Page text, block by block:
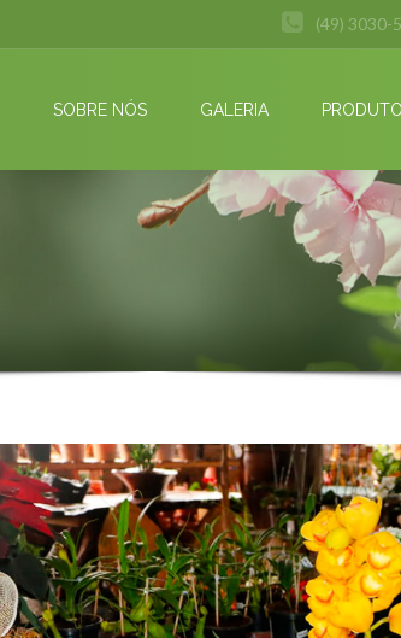
(49) 3030-
SOBRE NÓS GALERIA